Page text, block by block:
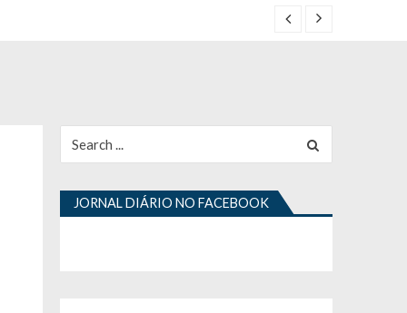
for:
JORNAL DIÁRIO NO FACEBOOK